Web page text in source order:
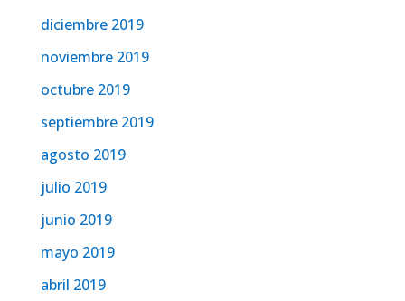
diciembre 2019
noviembre 2019
octubre 2019
septiembre 2019
agosto 2019
julio 2019
junio 2019
mayo 2019
abril 2019